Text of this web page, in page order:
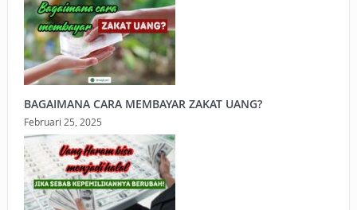
BAGAIMANA CARA MEMBAYAR ZAKAT UANG?
Februari 25, 2025